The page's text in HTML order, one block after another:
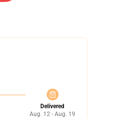
Delivered
Aug. 12 - Aug. 19